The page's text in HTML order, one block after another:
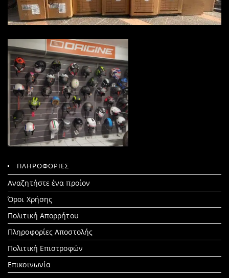
ΠΛΗΡΟΦΟΡΙΕΣ
Αναζητήστε ένα προίον
Search
for:
Όροι Χρήσης
Πολιτική Απορρήτου
Πληροφορίες Αποστολής
Πολιτική Επιστροφών
Επικοινωνία